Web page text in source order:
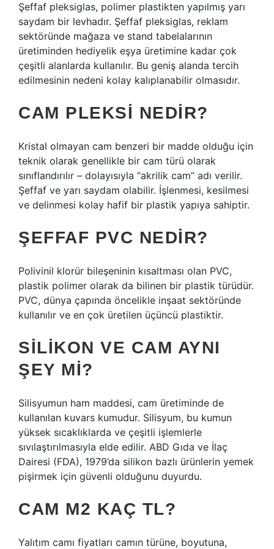
Şeffaf pleksiglas, polimer plastikten yapılmış yarı
saydam bir levhadır. Şeffaf pleksiglas, reklam
sektöründe mağaza ve stand tabelalarının
üretiminden hediyelik eşya üretimine kadar çok
çeşitli alanlarda kullanılır. Bu geniş alanda tercih
edilmesinin nedeni kolay kalıplanabilir olmasıdır.
CAM PLEKSI NEDIR?
Kristal olmayan cam benzeri bir madde olduğu için
teknik olarak genellikle bir cam türü olarak
sınıflandırılır – dolayısıyla “akrilik cam” adı verilir.
Şeffaf ve yarı saydam olabilir. İşlenmesi, kesilmesi
ve delinmesi kolay hafif bir plastik yapıya sahiptir.
ŞEFFAF PVC NEDIR?
Polivinil klorür bileşeninin kısaltması olan PVC,
plastik polimer olarak da bilinen bir plastik türüdür.
PVC, dünya çapında öncelikle inşaat sektöründe
kullanılır ve en çok üretilen üçüncü plastiktir.
SILIKON VE CAM AYNI
ŞEY MI?
Silisyumun ham maddesi, cam üretiminde de
kullanılan kuvars kumudur. Silisyum, bu kumun
yüksek sıcaklıklarda ve çeşitli işlemlerle
sıvılaştırılmasıyla elde edilir. ABD Gıda ve İlaç
Dairesi (FDA), 1979’da silikon bazlı ürünlerin yemek
pişirmek için güvenli olduğunu duyurdu.
CAM M2 KAÇ TL?
Yalıtım camı fiyatları camın türüne, boyutuna,